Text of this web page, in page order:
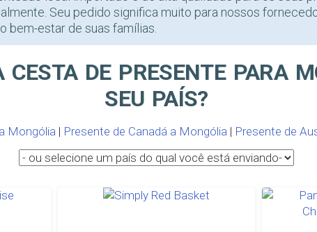
Seu pedido significa muito para nossos
bem-estar de suas famílias.
DE PRESENTE PARA
SEU PAÍS?
Mongólia | Presente de Canadá a Mongólia | Presente de